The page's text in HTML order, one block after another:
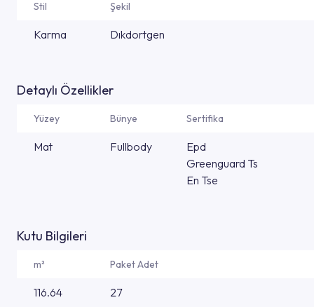
Stil Şekil
Karma Dıkdortgen
Detaylı Özellikler
Yüzey Bünye Sertifika
Mat Fullbody
Epd
Greenguard Ts
En Tse
Kutu Bilgileri
m² Paket Adet
116.64 27